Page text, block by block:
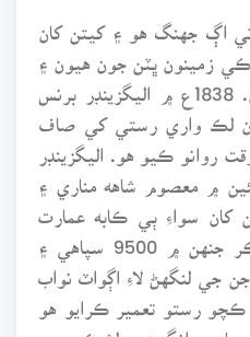
اڳ جهنگ هو ۽ کيتن کان
ڪي زمينون ڀٽن جون هيون ۽
ڪي جلائر مغلن جون هيون. 1838ع ۾ اليگزينڊر برنس
لڪ واري رستي کي صاف
روانو ڪيو هو. اليگزينڊر
۾ معصوم شاهه مناري ۽
کان سواءِ ٻي ڪابه عمارت
ڪانہ هئي. بنگالي جي لشڪر جنهن ۾ 9500 سپاهي ۽
جن جي لنگهڻ لاءِ اڳواٽ نواب
ڪچو رستو تعمير ڪرايو هو
صاحب انگريزي لشڪر جي